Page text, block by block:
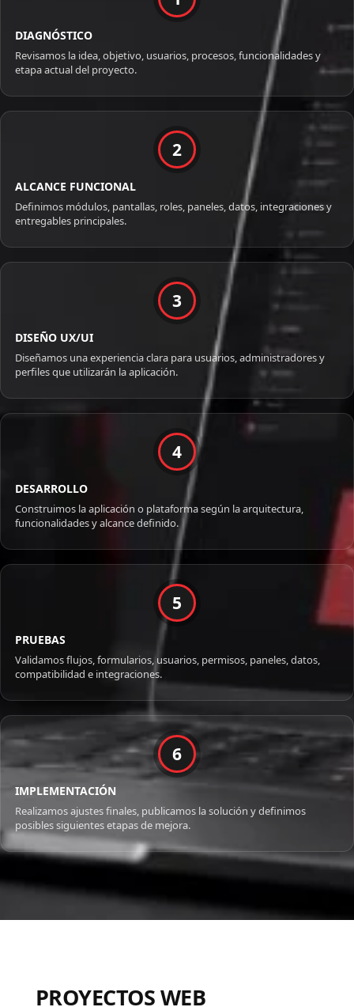
DIAGNÓSTICO
Revisamos la idea, objetivo, usuarios, procesos, funcionalidades y
etapa actual del proyecto.
2
ALCANCE FUNCIONAL
Definimos módulos, pantallas, roles, paneles, datos, integraciones y
entregables principales.
3
DISEÑO UX/UI
Diseñamos una experiencia clara para usuarios, administradores y
perfiles que utilizarán la aplicación.
4
DESARROLLO
Construimos la aplicación o plataforma según la arquitectura,
funcionalidades y alcance definido.
5
PRUEBAS
Validamos flujos, formularios, usuarios, permisos, paneles, datos,
compatibilidad e integraciones.
6
IMPLEMENTACIÓN
Realizamos ajustes finales, publicamos la solución y definimos
posibles siguientes etapas de mejora.
PROYECTOS WEB